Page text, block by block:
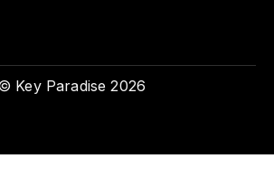
Key Paradise 2026